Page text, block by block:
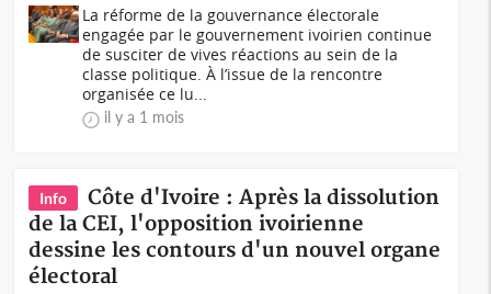
La réforme de la gouvernance électorale
engagée par le gouvernement ivoirien continue
de susciter de vives réactions au sein de la
classe politique. À l’issue de la rencontre
organisée ce lu...
il y a 1 mois
Info
Côte d'Ivoire : Après la dissolution
de la CEI, l'opposition ivoirienne
dessine les contours d'un nouvel organe
électoral